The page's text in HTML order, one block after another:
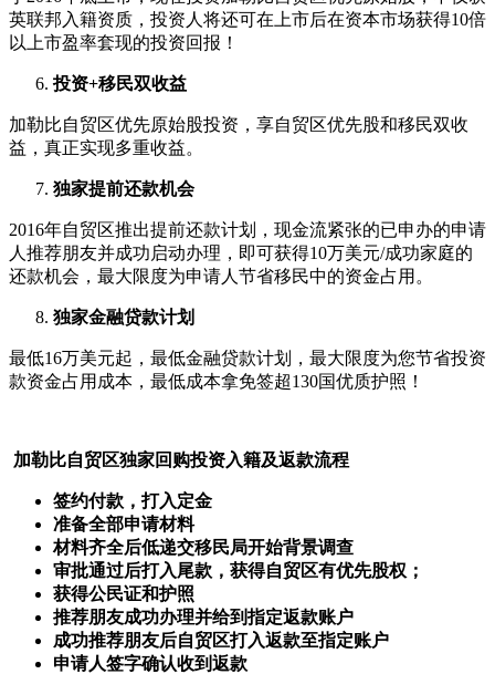
英联邦入籍资质，投资人将还可在上市后在资本市场获得10倍
以上市盈率套现的投资回报！
投资+移民双收益
加勒比自贸区优先原始股投资，享自贸区优先股和移民双收
益，真正实现多重收益。
独家提前还款机会
2016年自贸区推出提前还款计划，现金流紧张的已申办的申请
人推荐朋友并成功启动办理，即可获得10万美元/成功家庭的
还款机会，最大限度为申请人节省移民中的资金占用。
独家金融贷款计划
最低16万美元起，最低金融贷款计划，最大限度为您节省投资
款资金占用成本，最低成本拿免签超130国优质护照！
加勒比自贸区独家回购投资入籍及返款流程
签约付款，打入定金
准备全部申请材料
材料齐全后低递交移民局开始背景调查
审批通过后打入尾款，获得自贸区有优先股权；
获得公民证和护照
推荐朋友成功办理并给到指定返款账户
成功推荐朋友后自贸区打入返款至指定账户
申请人签字确认收到返款